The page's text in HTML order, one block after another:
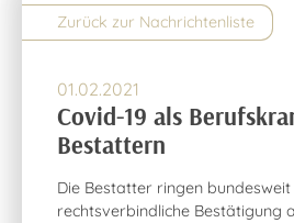
Zurück zur Nachrichtenliste
01.02.2021
Covid-19 als
Bestattern
Die Bestatter ringen
rechtsverbindliche Bestätigung